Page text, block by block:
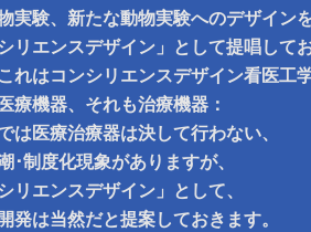
実験、新たな動物実験へのデザイン
シリエンスデザイン」として提唱して
れはコンシリエンスデザイン看医工
療機器、それも治療機器：
は医療治療器は決して行わない、
･制度化現象がありますが、
リエンスデザイン」として、
発は当然だと提案しておきます。